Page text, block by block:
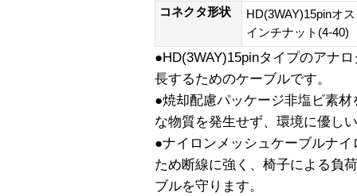
コネクタ形状
HD(3WAY)15pinオ
インチナット(4-40)
●HD(3WAY)15pinタイプのアナ
長するためのケーブルです。
●焼却配慮パッケージ非塩ビ素
な物質を発生せず、環境に優し
●ナイロンメッシュケーブルナ
ため断線に強く、椅子による負
ブルを守ります。